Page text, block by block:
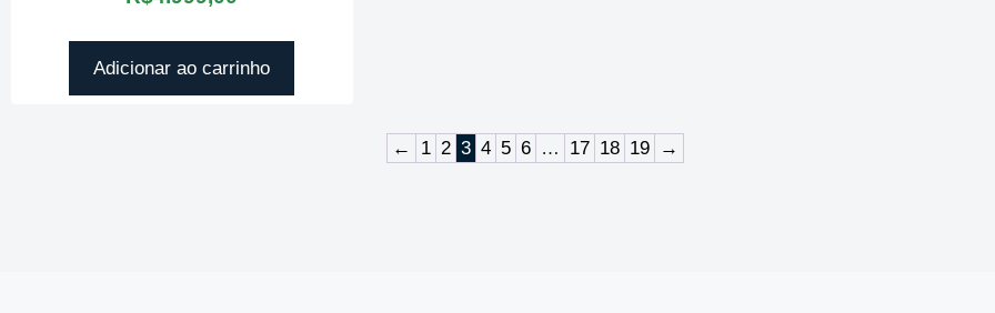
Adicionar ao carrinho
← 1 2 3 4 5 6 … 17 18 19 →